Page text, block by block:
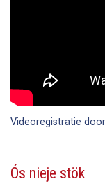
Videoregistratie
Ós nieje stök